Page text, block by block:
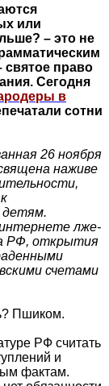
или
– это не
святое право
Сегодня
в
сотни
26 ноября
наживе
детям.
лже-
РФ, открытия
счетами
Пшиком.
РФ считать
и
фактам.